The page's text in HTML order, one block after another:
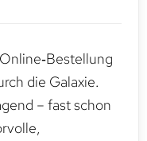
die Galaxie.
– fast schon